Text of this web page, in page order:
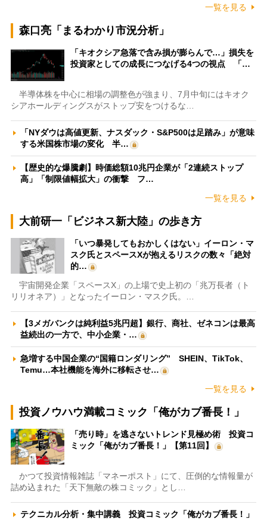
一覧を見る
森口亮「まるわかり市況分析」
「キオクシア急落で含み損が膨らんで…」損失を
投資家としての成長につなげる4つの視点 「…
半導体株を中心に相場の調整色が強まり、7月中旬にはキオク
シアホールディングスがストップ安をつけるな…
「NYダウは高値更新、ナスダック・S&P500は足踏み」が意味
する米国株市場の変化 半…
【歴史的な爆騰劇】時価総額10兆円企業が「2連続ストップ
高」「制限値幅拡大」の衝撃 フ…
一覧を見る
大前研一「ビジネス新大陸」の歩き方
「いつ暴発してもおかしくはない」イーロン・マ
スク氏とスペースXが抱えるリスクの数々「絶対
的…
宇宙開発企業「スペースX」の上場で史上初の「兆万長者（ト
リリオネア）」となったイーロン・マスク氏。…
【3メガバンクは純利益5兆円超】銀行、商社、ゼネコンは最高
益続出の一方で、中小企業・…
急増する中国企業の“国籍ロンダリング” SHEIN、TikTok、
Temu…本社機能を海外に移転させ…
一覧を見る
投資ノウハウ満載コミック「俺がカブ番長！」
「売り時」を逃さないトレンド見極め術 投資コ
ミック「俺がカブ番長！」【第11回】
かつて投資情報雑誌「マネーポスト」にて、圧倒的な情報量が
詰め込まれた「天下無敵の株コミック」とし…
テクニカル分析・集中講義 投資コミック「俺がカブ番長！」